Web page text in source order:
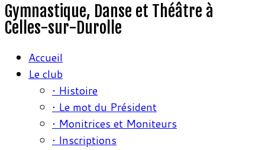
Gymnastique, Danse et Théâtre à
Celles-sur-Durolle
Accueil
Le club
• Histoire
• Le mot du Président
• Monitrices et Moniteurs
• Inscriptions